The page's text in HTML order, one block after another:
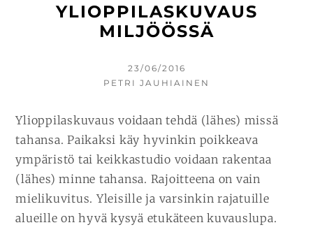
YLIOPPILASKUVAUS
MILJÖÖSSÄ
KIRJOITETTU
23/06/2016
KIRJOITTAJA
PETRI JAUHIAINEN
Ylioppilaskuvaus voidaan tehdä (lähes) missä
tahansa. Paikaksi käy hyvinkin poikkeava
ympäristö tai keikkastudio voidaan rakentaa
(lähes) minne tahansa. Rajoitteena on vain
mielikuvitus. Yleisille ja varsinkin rajatuille
alueille on hyvä kysyä etukäteen kuvauslupa.